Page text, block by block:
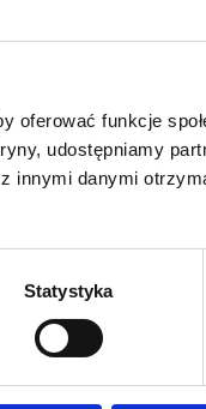
oferować funkcje
udostępniamy
innymi danymi
Statystyka
kod szkolenia: ZP-LSSGen /
od 4 300,00
+ 23% VAT ( 5 289,00 PLN
ZARZĄDZANIE PROCESAMI
Kaizen SSP –